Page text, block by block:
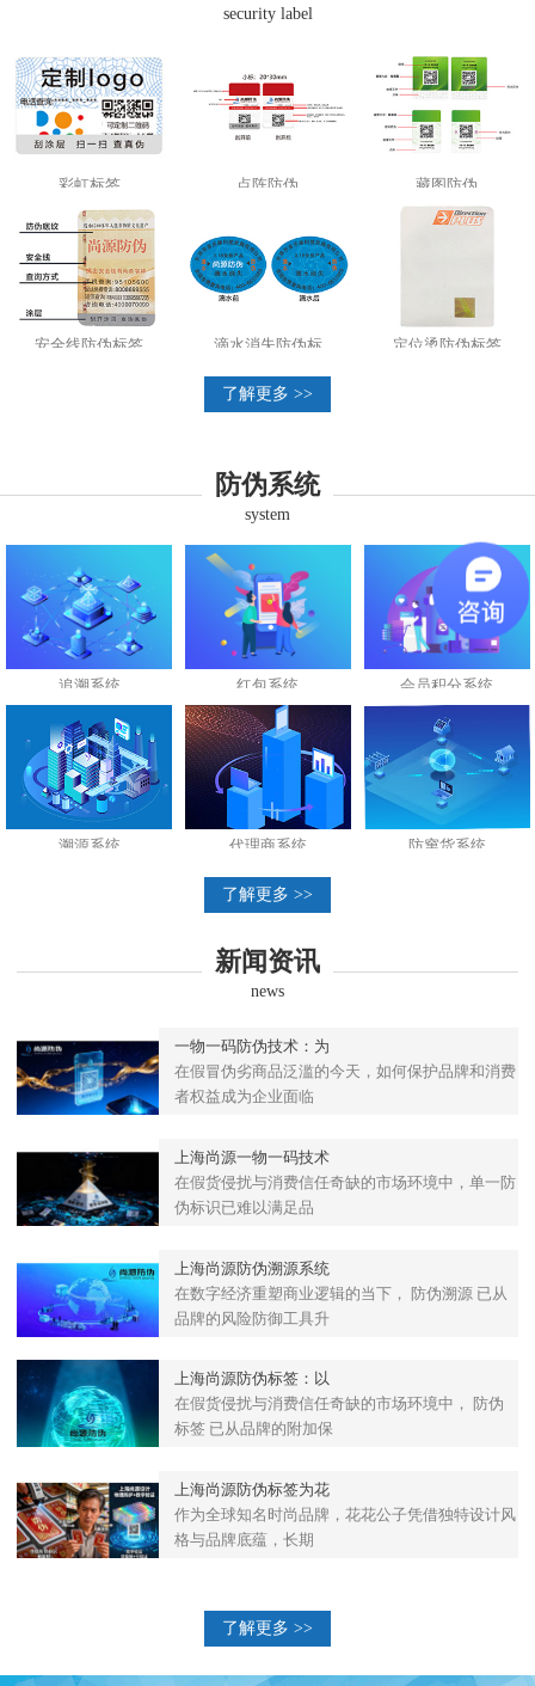
本的技术，经受住了市场的严酷security label
彩虹标签 点阵防伪 藏图防伪
安全线防伪标签 滴水消失防伪标 定位烫防伪标签
了解更多 >>
防伪系统
system
追溯系统 红包系统 会员积分系统
溯源系统 代理商系统 防窜货系统
了解更多 >>
新闻资讯
news
一物一码防伪技术：为
在假冒伪劣商品泛滥的今天，如何保护品牌和消费
者权益成为企业面临
上海尚源一物一码技术
在假货侵扰与消费信任奇缺的市场环境中，单一防
伪标识已难以满足品
上海尚源防伪溯源系统
在数字经济重塑商业逻辑的当下， 防伪溯源 已从
品牌的风险防御工具升
上海尚源防伪标签：以
在假货侵扰与消费信任奇缺的市场环境中， 防伪
标签 已从品牌的附加保
上海尚源防伪标签为花
作为全球知名时尚品牌，花花公子凭借独特设计风
格与品牌底蕴，长期
了解更多 >>